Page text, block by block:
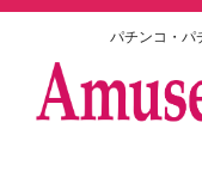
パチンコ・パ